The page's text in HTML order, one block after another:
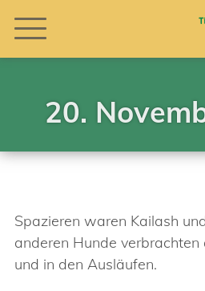
20.
Spazieren waren Kailash
anderen Hunde
und in den Ausläufen.